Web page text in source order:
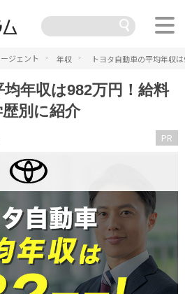
ジェント 年収 トヨタ自動車の平均年収
均年収は982万円！給料
別に紹介
PR